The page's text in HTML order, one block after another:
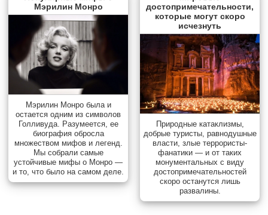
Мэрилин Монро
Мэрилин Монро была и
остается одним из символов
Голливуда. Разумеется, ее
биография обросла
множеством мифов и легенд.
Мы собрали самые
устойчивые мифы о Монро —
и то, что было на самом деле.
достопримечательности,
которые могут скоро
исчезнуть
Природные катаклизмы,
добрые туристы, равнодушные
власти, злые террористы-
фанатики — и от таких
монументальных с виду
достопримечательностей
скоро останутся лишь
развалины.